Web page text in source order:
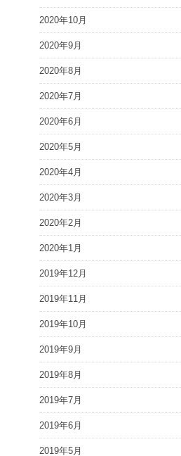
2020年10月
2020年9月
2020年8月
2020年7月
2020年6月
2020年5月
2020年4月
2020年3月
2020年2月
2020年1月
2019年12月
2019年11月
2019年10月
2019年9月
2019年8月
2019年7月
2019年6月
2019年5月